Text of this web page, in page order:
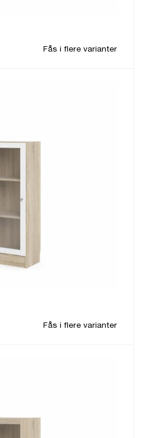
Fås i flere varianter
Fås i flere varianter